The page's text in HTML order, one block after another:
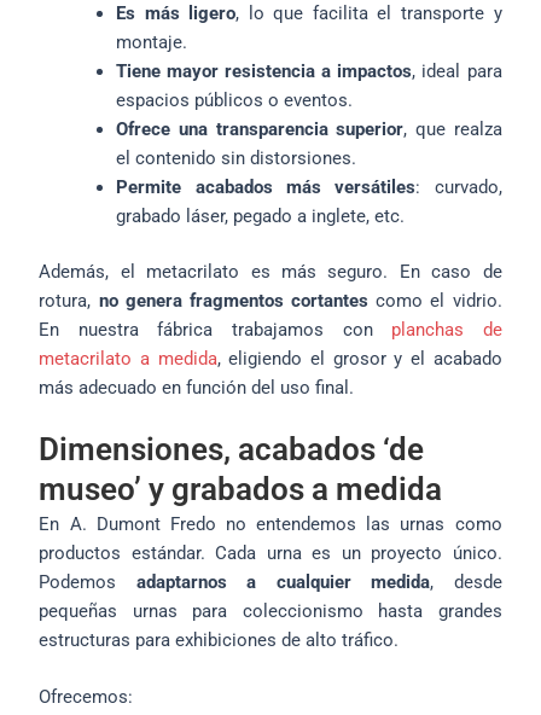
Es más ligero, lo que facilita el transporte y
montaje.
Tiene mayor resistencia a impactos, ideal para
espacios públicos o eventos.
Ofrece una transparencia superior, que realza
el contenido sin distorsiones.
Permite acabados más versátiles: curvado,
grabado láser, pegado a inglete, etc.
Además, el metacrilato es más seguro. En caso de
rotura, no genera fragmentos cortantes como el vidrio.
En nuestra fábrica trabajamos con planchas de
metacrilato a medida, eligiendo el grosor y el acabado
más adecuado en función del uso final.
Dimensiones, acabados ‘de
museo’ y grabados a medida
En A. Dumont Fredo no entendemos las urnas como
productos estándar. Cada urna es un proyecto único.
Podemos adaptarnos a cualquier medida, desde
pequeñas urnas para coleccionismo hasta grandes
estructuras para exhibiciones de alto tráfico.
Ofrecemos: